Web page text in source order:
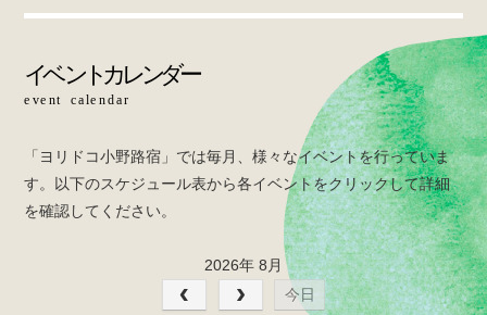
b
o
o
「ヨリドコ小野路宿」では毎月、様々なイベントを行っていま
す。以下のスケジュール表から各イベントをクリックして詳細
を確認してください。
2026年 8月
今日